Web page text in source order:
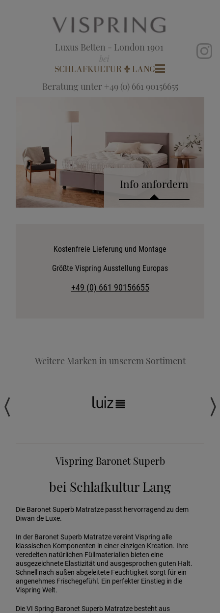
Luxus Betten - London 1901
Beratung unter +49 (0) 661 90156655
Info anfordern
Stoffkollektion anfordern
Telefonische Beratung anfordern
Kostenfreie Lieferung und Montage
Größte Vispring Ausstellung Europas
+49 (0) 661 90156655
Weitere Marken in unserem Sortiment
Vispring Baronet Superb
bei Schlafkultur Lang
Die Baronet Superb Matratze passt hervorragend zu dem
Diwan de Luxe.
In der Baronet Superb Matratze vereint Vispring alle
klassischen Komponenten in einer einzigen Kreation. Ihre
veredelten natürlichen Füllmaterialien bieten eine
ausgezeichnete Elastizität und ausgesprochen guten Halt.
Schnell nach außen abgeleitete Feuchtigkeit sorgt für ein
angenehmes Frischegefühl. Ein perfekter Einstieg in die
Vispring Welt.
Die VI Spring Baronet Superb Matratze besteht aus